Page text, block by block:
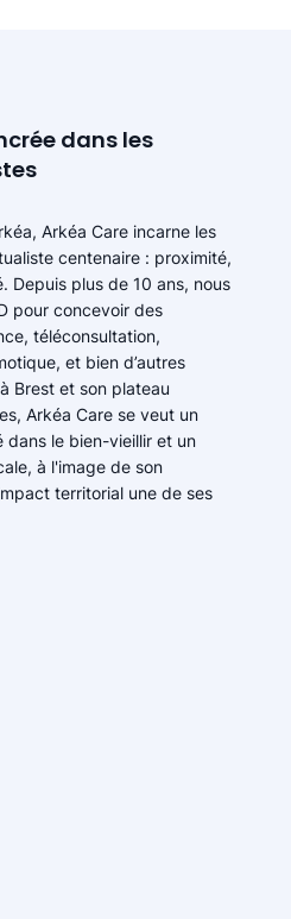
dans les
Arkéa Care incarne les
centenaire : proximité,
Depuis plus de 10 ans, nous
pour concevoir des
téléconsultation,
et bien d’autres
Brest et son plateau
Arkéa Care se veut un
le bien-vieillir et un
à l'image de son
territorial une de ses